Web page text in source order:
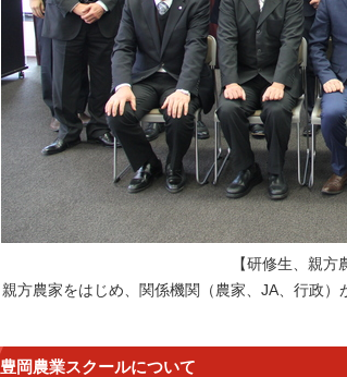
【研修生、親方
親方農家をはじめ、関係機関（農家、JA、行政
豊岡農業スクールについて